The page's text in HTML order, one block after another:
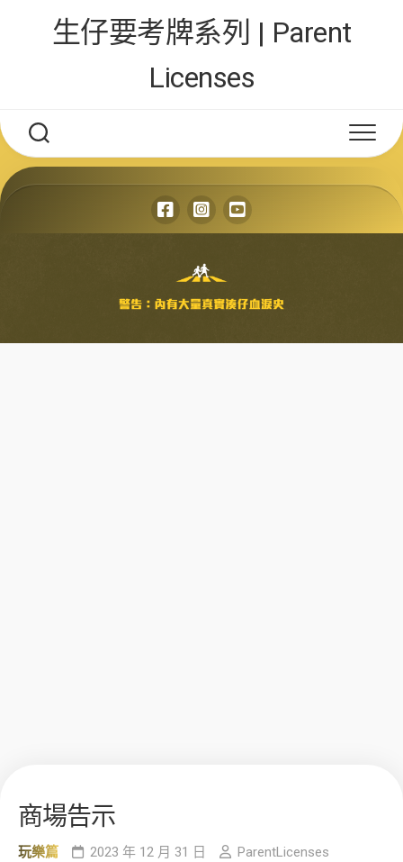
生仔要考牌系列 | Parent
Licenses
商場告示
玩樂篇 2023 年 12 月 31 日 ParentLicenses